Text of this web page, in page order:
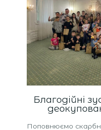
Благодійні
Поповнюємо